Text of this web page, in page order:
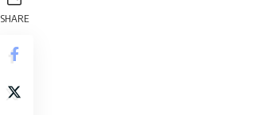
SHARE